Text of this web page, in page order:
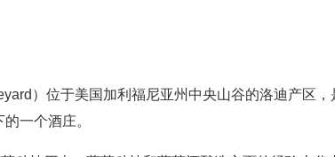
）位于美国加利福尼亚州中央山谷的洛迪产区
一个酒庄。